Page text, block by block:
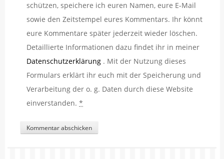
schützen, speichere ich euren Namen, eure E-Mail
sowie den Zeitstempel eures Kommentars. Ihr könnt
eure Kommentare später jederzeit wieder löschen.
Detaillierte Informationen dazu findet ihr in meiner
Datenschutzerklärung . Mit der Nutzung dieses
Formulars erklärt ihr euch mit der Speicherung und
Verarbeitung der o. g. Daten durch diese Website
einverstanden. *